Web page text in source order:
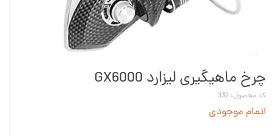
چرخ ماهیگیری لیزارد GX6000
کد محصول: 332
اتمام موجودی